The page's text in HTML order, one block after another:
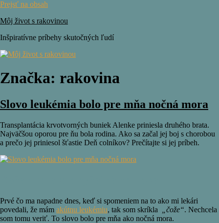
Prejsť na obsah
Môj život s rakovinou
Inšpiratívne príbehy skutočných ľudí
Značka: rakovina
Slovo leukémia bolo pre mňa nočná mora
Transplantácia krvotvorných buniek Alenke priniesla druhého brata.
Najväčšou oporou pre ňu bola rodina. Ako sa začal jej boj s chorobou
a prečo jej priniesol šťastie Deň colníkov? Prečítajte si jej príbeh.
Prvé čo ma napadne dnes, keď si spomeniem na to ako mi lekári
povedali, že mám akútnu leukémiu, tak som skríkla „čože“. Nechcela
som tomu veriť. To slovo bolo pre mňa ako nočná mora.